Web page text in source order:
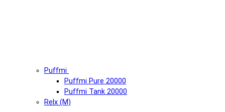
Puffmi
Puffmi Pure 20000
Puffmi Tank 20000
Relx (М)